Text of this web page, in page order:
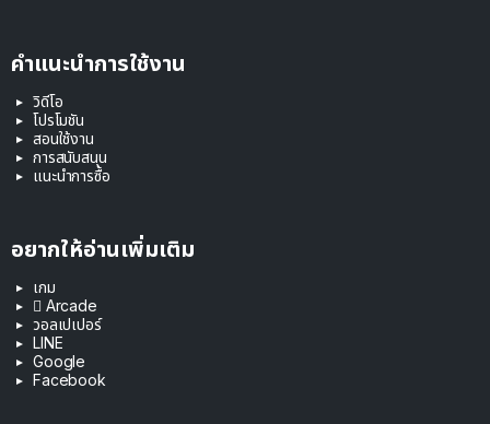
คำแนะนำการใช้งาน
วิดีโอ
โปรโมชัน
สอนใช้งาน
การสนับสนุน
แนะนำการซื้อ
อยากให้อ่านเพิ่มเติม
เกม
 Arcade
วอลเปเปอร์
LINE
Google
Facebook